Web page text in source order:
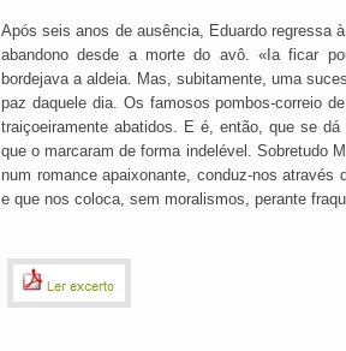
Após seis anos de ausência, Eduardo regressa
abandono desde a morte do avô. «Ia ficar
bordejava a aldeia. Mas, subitamente, uma
paz daquele dia. Os famosos pombos-correio
traiçoeiramente abatidos. E é, então, que se
que o marcaram de forma indelével. Sobretudo
num romance apaixonante, conduz-nos através
e que nos coloca, sem moralismos, perante